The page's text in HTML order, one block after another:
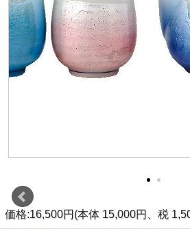
価格:16,500円(本体 15,000円、税